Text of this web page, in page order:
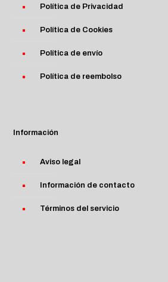
Política de Privacidad
Política de Cookies
Política de envío
Política de reembolso
Información
Aviso legal
Información de contacto
Términos del servicio